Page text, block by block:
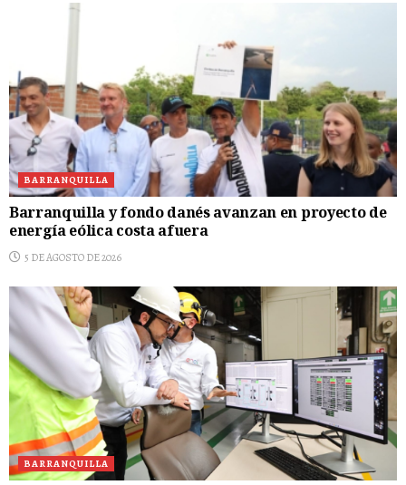
BARRANQUILLA
Barranquilla y fondo danés avanzan en proyecto de
energía eólica costa afuera
5 DE AGOSTO DE 2026
BARRANQUILLA